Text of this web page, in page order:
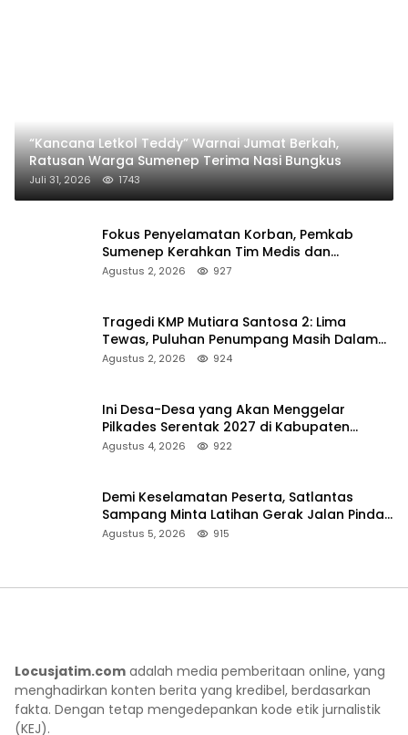
“Kancana Letkol Teddy” Warnai Jumat Berkah,
Ratusan Warga Sumenep Terima Nasi Bungkus
Juli 31, 2026 1743
Fokus Penyelamatan Korban, Pemkab
Sumenep Kerahkan Tim Medis dan
Ambulans ke Pelabuhan Kalianget
Agustus 2, 2026 927
Tragedi KMP Mutiara Santosa 2: Lima
Tewas, Puluhan Penumpang Masih Dalam
Pencarian
Agustus 2, 2026 924
Ini Desa-Desa yang Akan Menggelar
Pilkades Serentak 2027 di Kabupaten
Sumenep
Agustus 4, 2026 922
Demi Keselamatan Peserta, Satlantas
Sampang Minta Latihan Gerak Jalan Pindah
ke Lokasi Aman
Agustus 5, 2026 915
Locusjatim.com adalah media pemberitaan online, yang
menghadirkan konten berita yang kredibel, berdasarkan
fakta. Dengan tetap mengedepankan kode etik jurnalistik
(KEJ).